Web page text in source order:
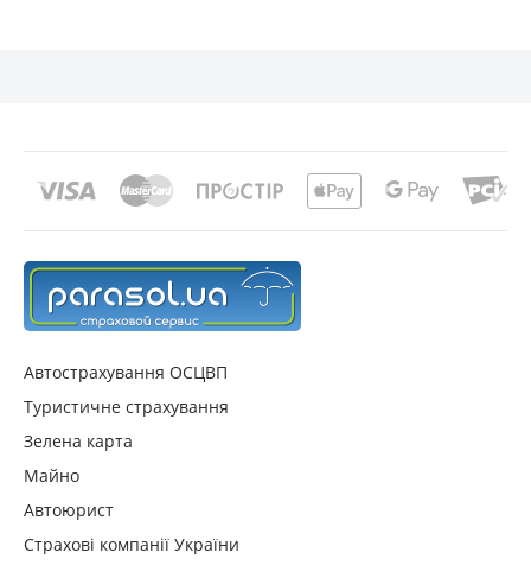
Автострахування ОСЦВП
Туристичне страхування
Зелена карта
Майно
Автоюрист
Страхові компанії України